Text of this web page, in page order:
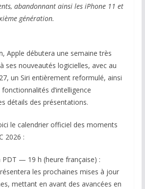
abandonnant ainsi les iPhone 11 et
génération.
Apple débutera une semaine très
ses nouveautés logicielles, avec au
un Siri entièrement reformulé, ainsi
d’intelligence
détails des présentations.
le calendrier officiel des moments
2026 :
PDT — 19 h (heure française) :
les prochaines mises à jour
mettant en avant des avancées en